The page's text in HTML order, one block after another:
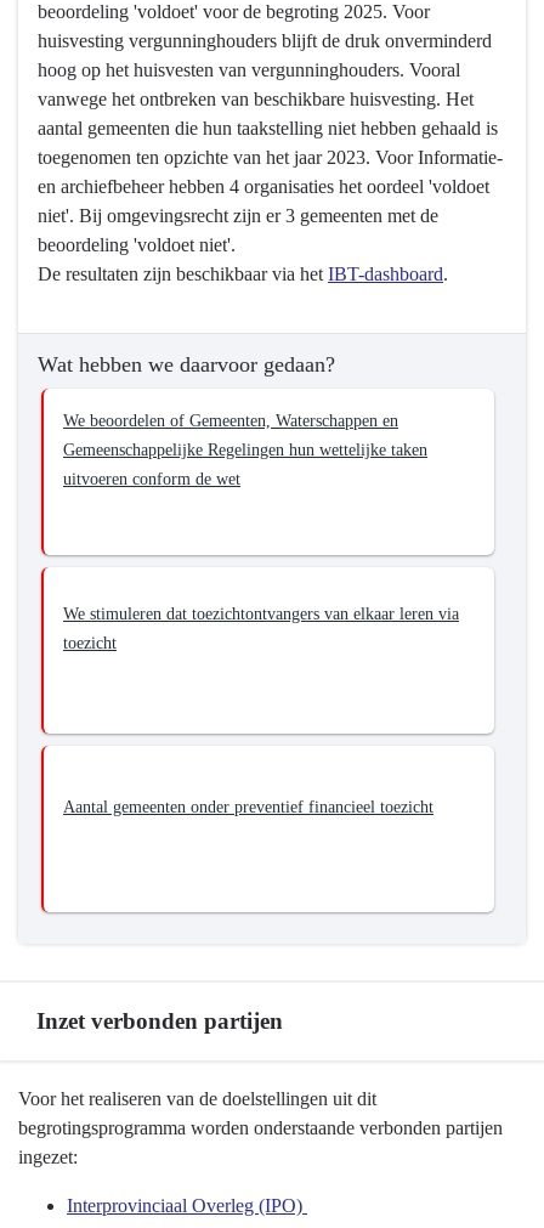
Gemeenten,
waterschappen
Gemeenschappelijke
Regelingen
voeren
hun
wettelijke
taken
conform
beoordeling 'voldoet' voor de begroting 2025. Voor
huisvesting vergunninghouders blijft de druk onverminderd
hoog op het huisvesten van vergunninghouders. Vooral
vanwege het ontbreken van beschikbare huisvesting. Het
aantal gemeenten die hun taakstelling niet hebben gehaald is
toegenomen ten opzichte van het jaar 2023. Voor Informatie-
en archiefbeheer hebben 4 organisaties het oordeel 'voldoet
niet'. Bij omgevingsrecht zijn er 3 gemeenten met de
beoordeling 'voldoet niet'.
De resultaten zijn beschikbaar via het IBT-dashboard.
Wat hebben we daarvoor gedaan?
We beoordelen of Gemeenten, Waterschappen en
Gemeenschappelijke Regelingen hun wettelijke taken
uitvoeren conform de wet
We stimuleren dat toezichtontvangers van elkaar leren via
toezicht
Aantal gemeenten onder preventief financieel toezicht
Inzet verbonden partijen
Terug
naar
navigatie
Programma
Voor het realiseren van de doelstellingen uit dit
begrotingsprogramma worden onderstaande verbonden partijen
ingezet:
Interprovinciaal Overleg (IPO)